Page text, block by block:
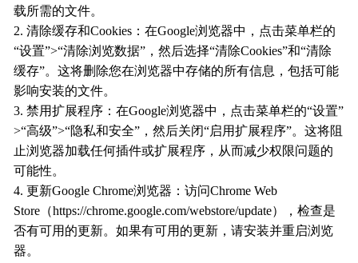
载所需的文件。
2. 清除缓存和Cookies：在Google浏览器中，点击菜单栏的
“设置”>“清除浏览数据”，然后选择“清除Cookies”和“清除
缓存”。这将删除您在浏览器中存储的所有信息，包括可能
影响安装的文件。
3. 禁用扩展程序：在Google浏览器中，点击菜单栏的“设置”
>“高级”>“隐私和安全”，然后关闭“启用扩展程序”。这将阻
止浏览器加载任何插件或扩展程序，从而减少权限问题的
可能性。
4. 更新Google Chrome浏览器：访问Chrome Web
Store（https://chrome.google.com/webstore/update），检查是
否有可用的更新。如果有可用的更新，请安装并重启浏览
器。